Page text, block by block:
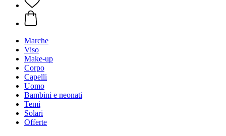
Marche
Viso
Make-up
Corpo
Capelli
Uomo
Bambini e neonati
Temi
Solari
Offerte